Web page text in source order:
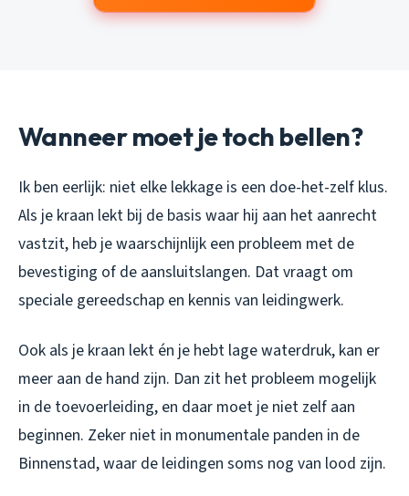
Wanneer moet je toch bellen?
Ik ben eerlijk: niet elke lekkage is een doe-het-zelf klus.
Als je kraan lekt bij de basis waar hij aan het aanrecht
vastzit, heb je waarschijnlijk een probleem met de
bevestiging of de aansluitslangen. Dat vraagt om
speciale gereedschap en kennis van leidingwerk.
Ook als je kraan lekt én je hebt lage waterdruk, kan er
meer aan de hand zijn. Dan zit het probleem mogelijk
in de toevoerleiding, en daar moet je niet zelf aan
beginnen. Zeker niet in monumentale panden in de
Binnenstad, waar de leidingen soms nog van lood zijn.